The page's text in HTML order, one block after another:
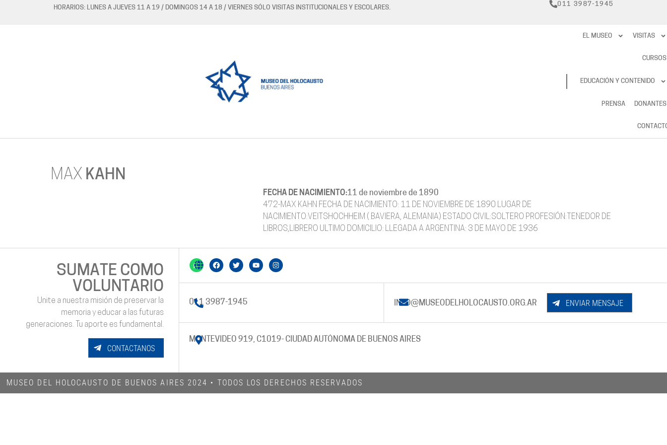
HORARIOS: LUNES A JUEVES 11 A 19 / DOMINGOS 14 A 18 / VIERNES SÓLO VISITAS INSTITUCIONALES Y ESCOLARES.
011 3987-1945
RESERVAS
EL MUSEO VISITAS
CURSOS
EDUCACIÓN Y CONTENIDO
PRENSA DONANTES
MAX KAHN
FECHA DE NACIMIENTO:11 de noviembre de 1890
472-MAX KAHN FECHA DE NACIMIENTO: 11 DE NOVIEMBRE DE 1890 LUGAR DE
NACIMIENTO:VEITSHOCHHEIM ( BAVIERA, ALEMANIA) ESTADO CIVIL:SOLTERO PROFESIÓN:TENEDOR DE
LIBROS,LIBRERO ULTIMO DOMICILIO: LLEGADA A ARGENTINA: 3 DE MAYO DE 1936
SUMATE COMO
VOLUNTARIO
Unite a nuestra misión de preservar la
memoria y educar a las futuras
generaciones. Tu aporte es fundamental.
CONTACTANOS
011 3987-1945 INFO@MUSEODELHOLOCAUSTO.ORG.AR ENVIAR MENSAJE
MONTEVIDEO 919, C1019- CIUDAD AUTÓNOMA DE BUENOS AIRES
MUSEO DEL HOLOCAUSTO DE BUENOS AIRES 2024​ • TODOS LOS DERECHOS RESERVADOS